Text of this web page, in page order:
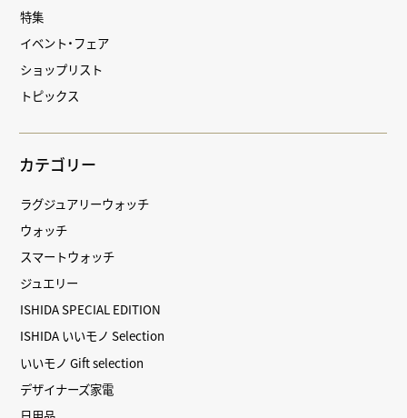
特集
イベント・フェア
ショップリスト
トピックス
カテゴリー
ラグジュアリーウォッチ
ウォッチ
スマートウォッチ
ジュエリー
ISHIDA SPECIAL EDITION
ISHIDA いいモノ Selection
いいモノ Gift selection
デザイナーズ家電